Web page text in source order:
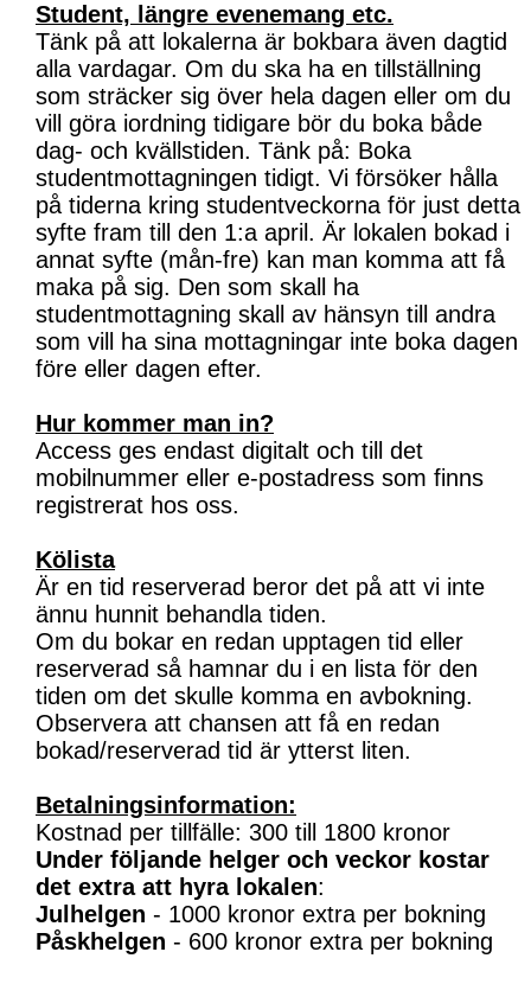
Student, längre evenemang etc.
Tänk på att lokalerna är bokbara även dagtid
alla vardagar. Om du ska ha en tillställning
som sträcker sig över hela dagen eller om du
vill göra iordning tidigare bör du boka både
dag- och kvällstiden. Tänk på: Boka
studentmottagningen tidigt. Vi försöker hålla
på tiderna kring studentveckorna för just detta
syfte fram till den 1:a april. Är lokalen bokad i
annat syfte (mån-fre) kan man komma att få
maka på sig. Den som skall ha
studentmottagning skall av hänsyn till andra
som vill ha sina mottagningar inte boka dagen
före eller dagen efter.
Hur kommer man in?
Access ges endast digitalt och till det
mobilnummer eller e-postadress som finns
registrerat hos oss.
Kölista
Är en tid reserverad beror det på att vi inte
ännu hunnit behandla tiden.
Om du bokar en redan upptagen tid eller
reserverad så hamnar du i en lista för den
tiden om det skulle komma en avbokning.
Observera att chansen att få en redan
bokad/reserverad tid är ytterst liten.
Betalningsinformation:
Kostnad per tillfälle: 300 till 1800 kronor
Under följande helger och veckor kostar
det extra att hyra lokalen:
Julhelgen - 1000 kronor extra per bokning
Påskhelgen - 600 kronor extra per bokning